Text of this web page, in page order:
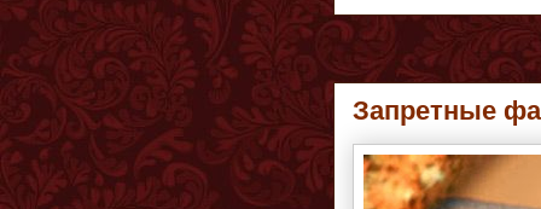
Запретные